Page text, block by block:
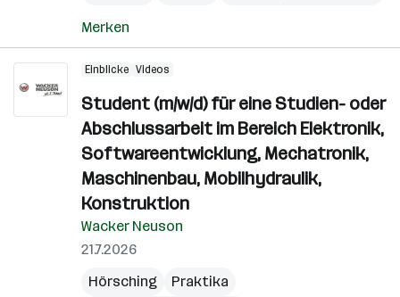
Merken
Einblicke Videos
Student (m/w/d) für eine Studien- oder
Abschlussarbeit im Bereich Elektronik,
Softwareentwicklung, Mechatronik,
Maschinenbau, Mobilhydraulik,
Konstruktion
Wacker Neuson
21.7.2026
Hörsching
Praktika